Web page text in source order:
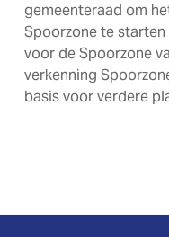
gemeenteraad om
Spoorzone te
voor de Spoorzone
verkenning
basis voor verdere